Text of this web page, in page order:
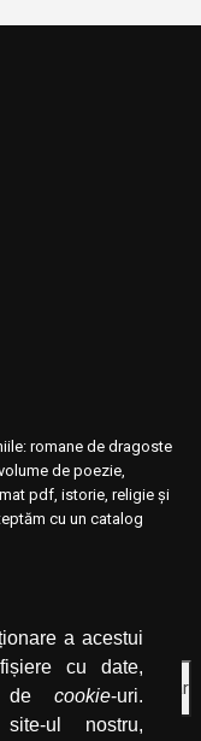
a acestui
cu date,
de cookie-uri.
ul nostru,
romane de dragoste
de poezie,
pdf, istorie, religie și
cu un catalog
de abonare.